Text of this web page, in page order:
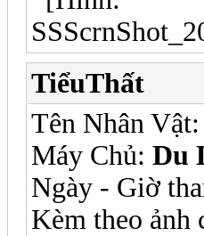
TiểuThất
Tên Nhân Vật:
Máy Chủ: Du
Ngày - Giờ
Kèm theo ảnh